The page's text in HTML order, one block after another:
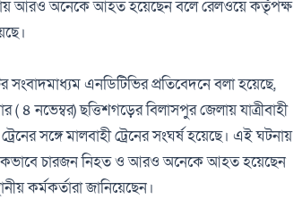
আরও অনেকে আহত হয়েছেন বলে রেলওয়ে কর্তৃপক্ষ
সংবাদমাধ্যম এনডিটিভির প্রতিবেদনে বলা হয়েছে,
( ৪ নভেম্বর) ছত্তিশগড়ের বিলাসপুর জেলায় যাত্রীবাহী
সঙ্গে মালবাহী ট্রেনের সংঘর্ষ হয়েছে। এই ঘটনায়
চারজন নিহত ও আরও অনেকে আহত হয়েছেন
কর্মকর্তারা জানিয়েছেন।